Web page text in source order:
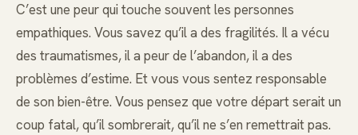
C’est une peur qui touche souvent les personnes
empathiques. Vous savez qu’il a des fragilités. Il a vécu
des traumatismes, il a peur de l’abandon, il a des
problèmes d’estime. Et vous vous sentez responsable
de son bien-être. Vous pensez que votre départ serait un
coup fatal, qu’il sombrerait, qu’il ne s’en remettrait pas.